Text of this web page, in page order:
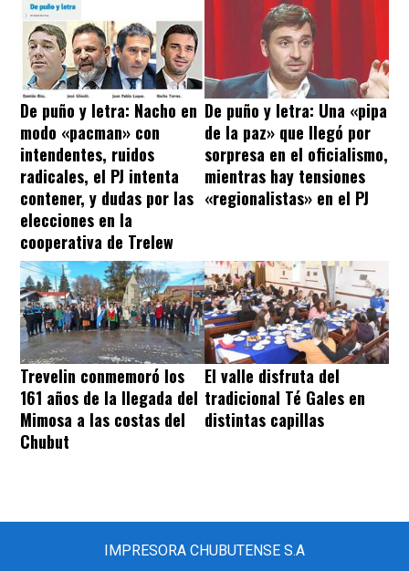
De puño y letra: Nacho en
modo «pacman» con
intendentes, ruidos
radicales, el PJ intenta
contener, y dudas por las
elecciones en la
cooperativa de Trelew
De puño y letra: Una «pipa
de la paz» que llegó por
sorpresa en el oficialismo,
mientras hay tensiones
«regionalistas» en el PJ
Trevelin conmemoró los
161 años de la llegada del
Mimosa a las costas del
Chubut
El valle disfruta del
tradicional Té Gales en
distintas capillas
IMPRESORA CHUBUTENSE S.A